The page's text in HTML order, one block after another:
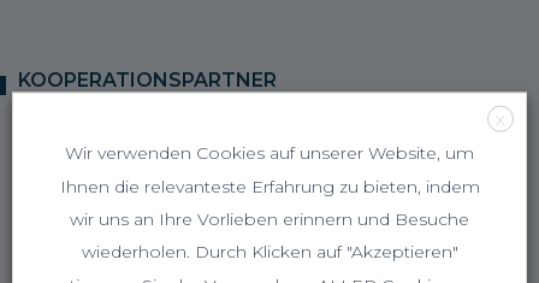
KOOPERATIONSPARTNER
X
Wir verwenden Cookies auf unserer Website, um
Ihnen die relevanteste Erfahrung zu bieten, indem
wir uns an Ihre Vorlieben erinnern und Besuche
wiederholen. Durch Klicken auf "Akzeptieren"